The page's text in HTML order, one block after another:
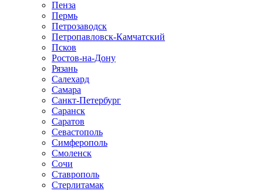
Пенза
Пермь
Петрозаводск
Петропавловск-Камчатский
Псков
Ростов-на-Дону
Рязань
Салехард
Самара
Санкт-Петербург
Саранск
Саратов
Севастополь
Симферополь
Смоленск
Сочи
Ставрополь
Стерлитамак